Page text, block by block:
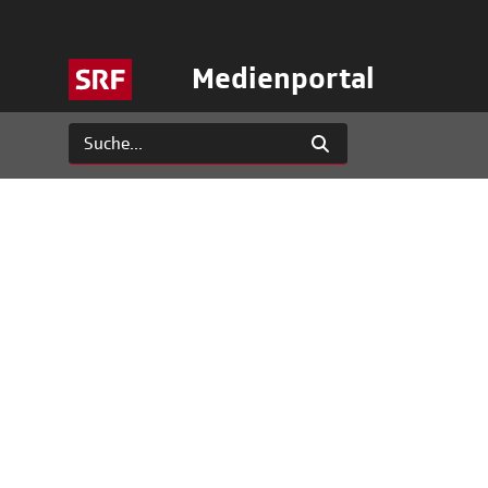
Medienportal